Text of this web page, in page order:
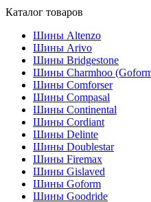
Каталог товаров
Шины Altenzo
Шины Arivo
Шины Bridgestone
Шины Charmhoo
Шины Comforser
Шины Compasal
Шины Continental
Шины Cordiant
Шины Delinte
Шины Doublestar
Шины Firemax
Шины Gislaved
Шины Goform
Шины Goodride